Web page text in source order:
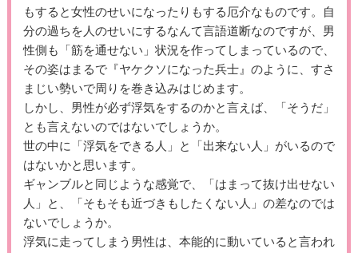
もすると女性のせいになったりもする厄介なものです。自
分の過ちを人のせいにするなんて言語道断なのですが、男
性側も「筋を通せない」状況を作ってしまっているので、
その姿はまるで『ヤケクソになった兵士』のように、すさ
まじい勢いで周りを巻き込みはじめます。
しかし、男性が必ず浮気をするのかと言えば、「そうだ」
とも言えないのではないでしょうか。
世の中に「浮気をできる人」と「出来ない人」がいるので
はないかと思います。
ギャンブルと同じような感覚で、「はまって抜け出せない
人」と、「そもそも近づきもしたくない人」の差なのでは
ないでしょうか。
浮気に走ってしまう男性は、本能的に動いていると言われ